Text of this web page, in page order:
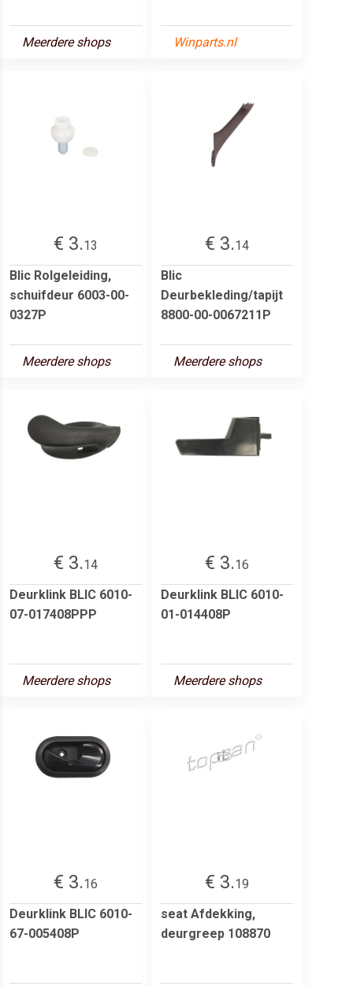
Meerdere shops Winparts.nl
€ 3.13
Blic Rolgeleiding,
schuifdeur 6003-00-
0327P
Meerdere shops
€ 3.14
Blic
Deurbekleding/tapijt
8800-00-0067211P
Meerdere shops
€ 3.14
Deurklink BLIC 6010-
07-017408PPP
Meerdere shops
€ 3.16
Deurklink BLIC 6010-
01-014408P
Meerdere shops
€ 3.16
Deurklink BLIC 6010-
67-005408P
€ 3.19
seat Afdekking,
deurgreep 108870